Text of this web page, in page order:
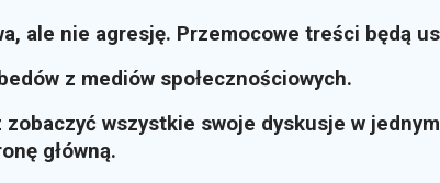
ale nie agresję. Przemocowe treści będą
z mediów społecznościowych.
wszystkie swoje dyskusje w jednym
główną.